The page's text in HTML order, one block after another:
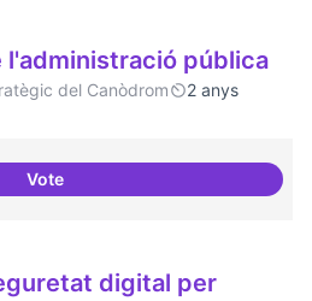
l'administració pública
del Canòdrom
2 anys
VoteDigitalització de l'administració
digital per